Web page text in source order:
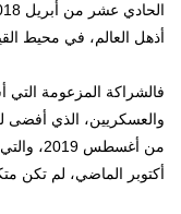
أذهل العالم، في محيط
فالشراكة المزعومة التي
والعسكريين، الذي أفضى
من
أكتوبر الماضي، لم تكن